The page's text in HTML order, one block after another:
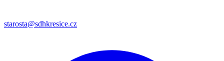
starosta@sdhkresice.cz